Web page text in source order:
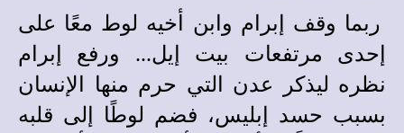
ربما وقف إبرام وابن أخيه لوط معًا على
إحدى مرتفعات بيت إيل... ورفع إبرام
نظره ليذكر عدن التي حرم منها الإنسان
بسبب حسد إبليس، فضم لوطًا إلى قلبه